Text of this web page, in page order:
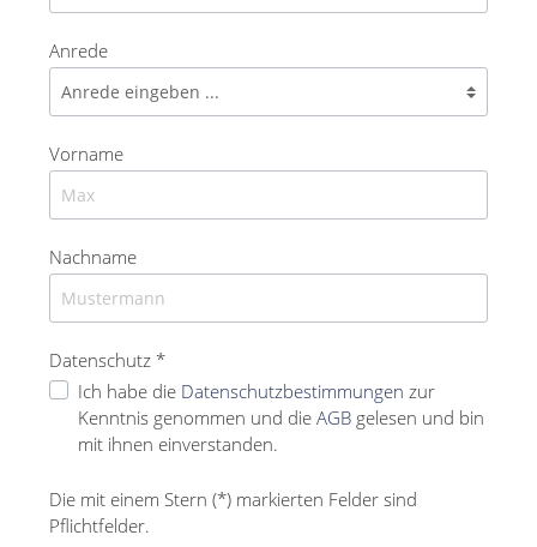
Anrede
Vorname
Nachname
Datenschutz *
Ich habe die Datenschutzbestimmungen zur
Kenntnis genommen und die AGB gelesen und bin
mit ihnen einverstanden.
Die mit einem Stern (*) markierten Felder sind
Pflichtfelder.